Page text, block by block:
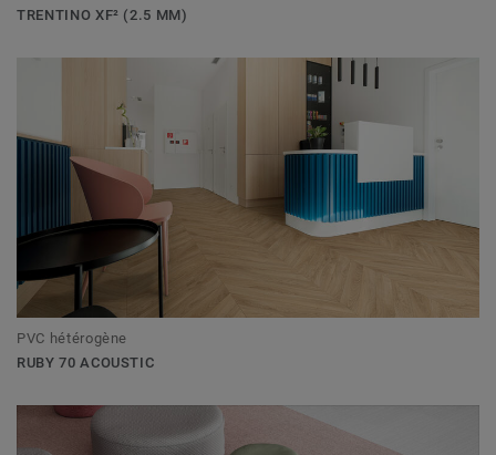
TRENTINO XF² (2.5 MM)
PVC hétérogène
RUBY 70 ACOUSTIC